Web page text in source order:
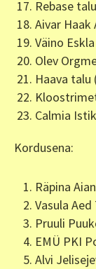
Rebase
Aivar Haak
Väino
Olev
Haava talu
Calmia
Kordusena:
Räpina
Vasula Aed
Pruuli
EMÜ PKI
Alvi